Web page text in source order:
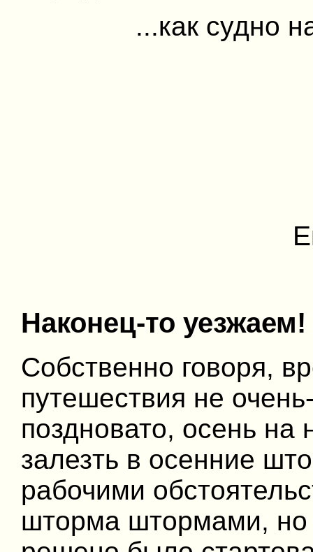
...как судно
Наконец-то уезжаем!
Собственно говоря,
путешествия не
поздновато, осень на
залезть в осенние
рабочими
шторма штормами, но